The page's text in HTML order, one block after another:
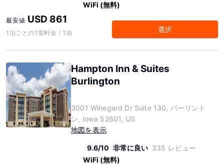
WiFi (無料)
最安値 USD 861
1泊ごとの1室料金 / 1泊 選択
Hampton Inn & Suites
Burlington
3001 Winegard Dr Suite 130, バーリント
ン, Iowa 52601, US
地図を表示
9.6/10 非常に良い 335 レビュー
WiFi (無料)